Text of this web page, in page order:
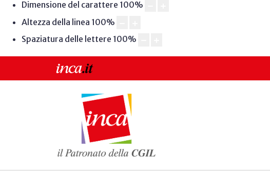
Dimensione del carattere 100%
Altezza della linea 100%
Spaziatura delle lettere 100%